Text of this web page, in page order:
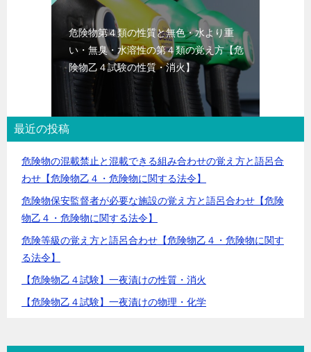
危険物第４類の性質と無色・水より重
い・無臭・水溶性の第４類の覚え方【危
険物乙４試験の性質・消火】
最近の投稿
危険物の混載禁止と混載できる組み合わせの覚え方と語呂合
わせ【危険物乙４・危険物に関する法令】
危険物保安監督者が必要な施設の覚え方と語呂合わせ【危険
物乙４・危険物に関する法令】
危険等級の覚え方と語呂合わせ【危険物乙４・危険物に関す
る法令】
【危険物乙４試験】一夜漬けの性質・消火
【危険物乙４試験】一夜漬けの物理・化学